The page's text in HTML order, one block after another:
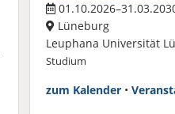
Lüneburg
Leuphana Universität
Studium
zum Kalender•